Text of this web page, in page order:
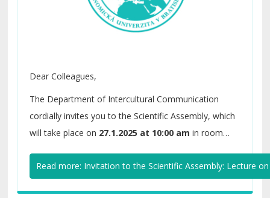
Dear Colleagues,
The Department of Intercultural Communication
cordially invites you to the Scientific Assembly, which
will take place on 27.1.2025 at 10:00 am in room
Read more: Invitation to the Scientific Assembly: Lecture